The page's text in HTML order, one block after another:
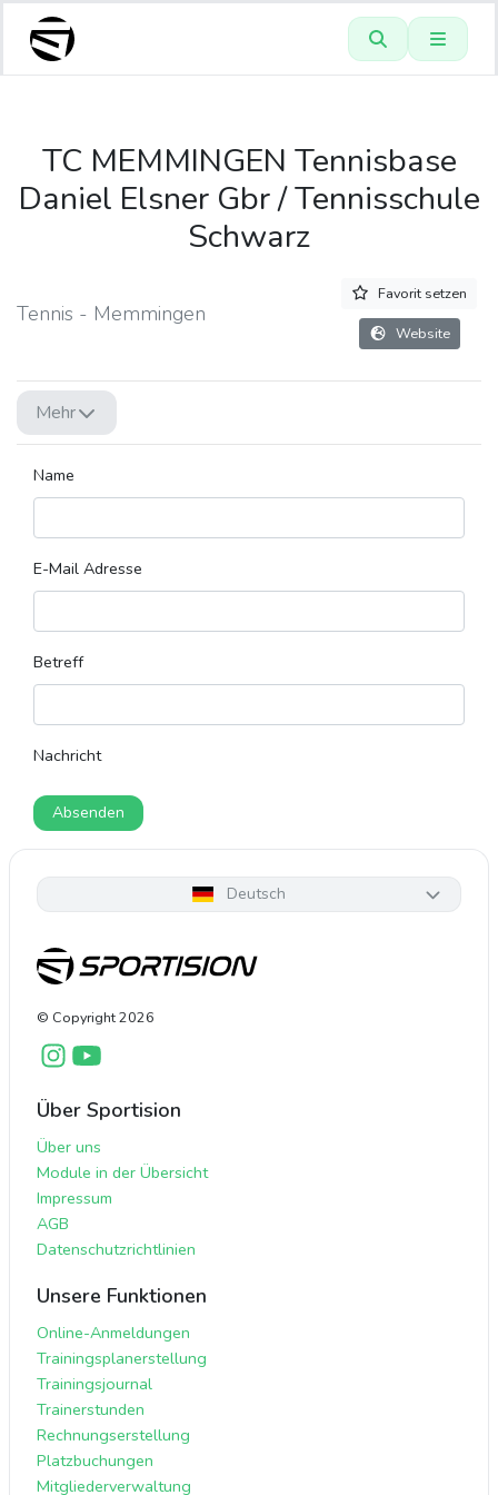
TC MEMMINGEN Tennisbase
Daniel Elsner Gbr / Tennisschule
Schwarz
Tennis - Memmingen
Favorit setzen
Website
Mehr
Name
E-Mail Adresse
Betreff
Nachricht
Absenden
Deutsch
© Copyright2026
Über Sportision
Über uns
Module in der Übersicht
Impressum
AGB
Datenschutzrichtlinien
Unsere Funktionen
Online-Anmeldungen
Trainingsplanerstellung
Trainingsjournal
Trainerstunden
Rechnungserstellung
Platzbuchungen
Mitgliederverwaltung